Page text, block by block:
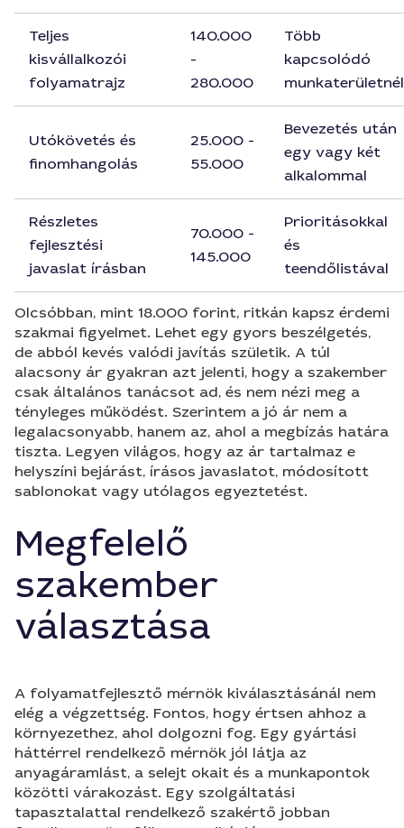
Teljes
kisvállalkozói
folyamatrajz
140.000
-
280.000
Több
kapcsolódó
munkaterületnél
Utókövetés és
finomhangolás
25.000 -
55.000
Bevezetés után
egy vagy két
alkalommal
Részletes
fejlesztési
javaslat írásban
70.000 -
145.000
Prioritásokkal
és
teendőlistával
Olcsóbban, mint 18.000 forint, ritkán kapsz érdemi
szakmai figyelmet. Lehet egy gyors beszélgetés,
de abból kevés valódi javítás születik. A túl
alacsony ár gyakran azt jelenti, hogy a szakember
csak általános tanácsot ad, és nem nézi meg a
tényleges működést. Szerintem a jó ár nem a
legalacsonyabb, hanem az, ahol a megbízás határa
tiszta. Legyen világos, hogy az ár tartalmaz e
helyszíni bejárást, írásos javaslatot, módosított
sablonokat vagy utólagos egyeztetést.
Megfelelő
szakember
választása
A folyamatfejlesztő mérnök kiválasztásánál nem
elég a végzettség. Fontos, hogy értsen ahhoz a
környezethez, ahol dolgozni fog. Egy gyártási
háttérrel rendelkező mérnök jól látja az
anyagáramlást, a selejt okait és a munkapontok
közötti várakozást. Egy szolgáltatási
tapasztalattal rendelkező szakértő jobban